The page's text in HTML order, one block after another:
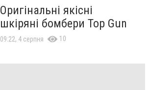
Оригінальні якісні
шкіряні бомбери Top Gun
09:22, 4 серпня 10